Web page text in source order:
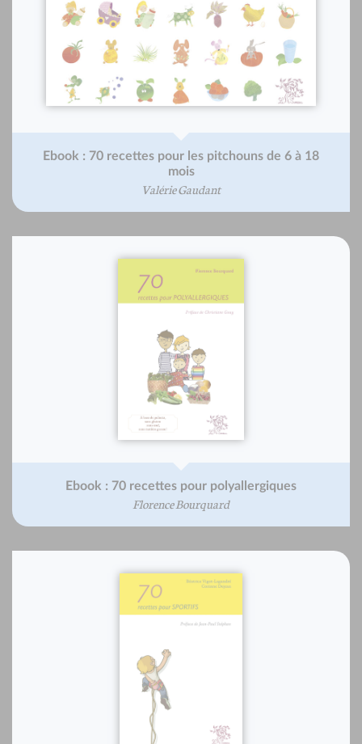
Ebook : 70 recettes pour les pitchouns de 6 à 18
mois
Valérie Gaudant
Ebook : 70 recettes pour polyallergiques
Florence Bourquard